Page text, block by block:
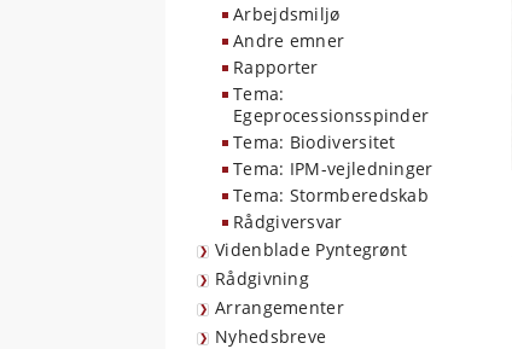
Arbejdsmiljø
Andre emner
Rapporter
Tema:
Egeprocessionsspinder
Tema: Biodiversitet
Tema: IPM-vejledninger
Tema: Stormberedskab
Rådgiversvar
Videnblade Pyntegrønt
Rådgivning
Arrangementer
Nyhedsbreve